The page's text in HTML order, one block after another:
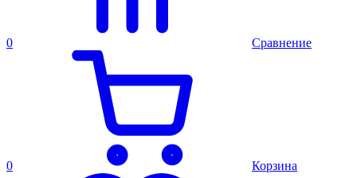
0 Сравнение
0 Корзина